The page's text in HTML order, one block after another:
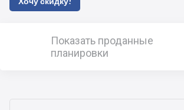
Показать проданные
планировки